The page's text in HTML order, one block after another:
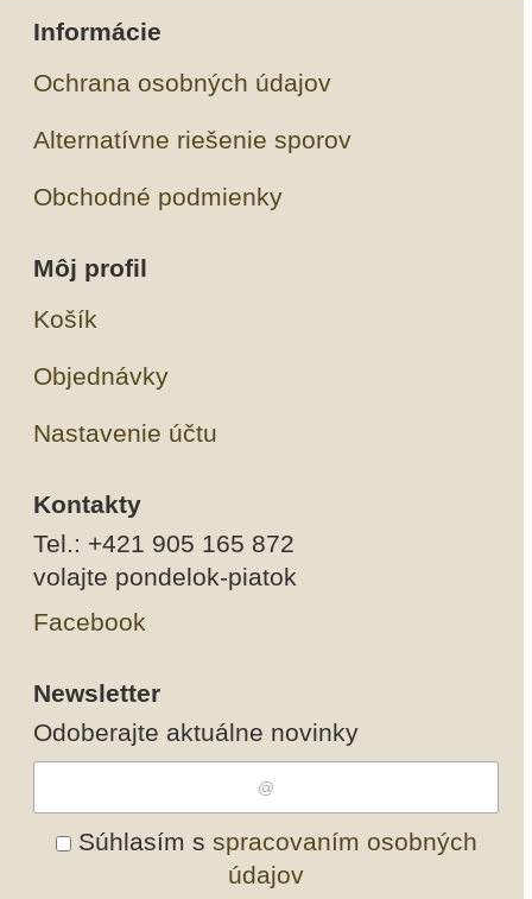
Informácie
Ochrana osobných údajov
Alternatívne riešenie sporov
Obchodné podmienky
Môj profil
Košík
Objednávky
Nastavenie účtu
Kontakty
Tel.: +421 905 165 872
volajte pondelok-piatok
Facebook
Newsletter
Odoberajte aktuálne novinky
Súhlasím s spracovaním osobných
údajov